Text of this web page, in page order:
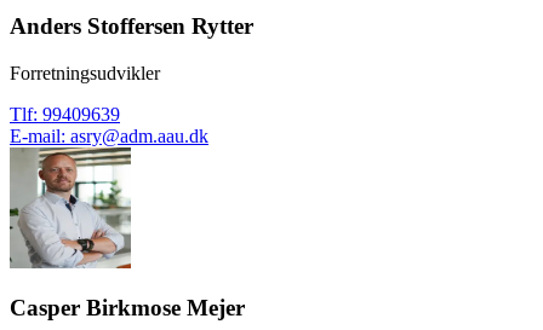
Anders Stoffersen Rytter
Forretningsudvikler
Tlf: 99409639
E-mail: asry@adm.aau.dk
Casper Birkmose Mejer